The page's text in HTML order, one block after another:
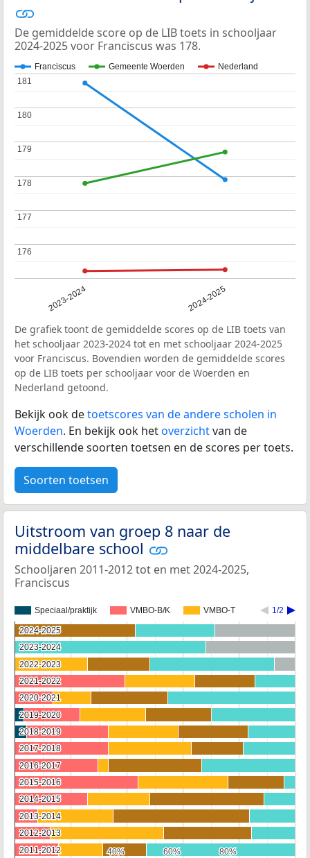
De gemiddelde score op de LIB toets in schooljaar
2024-2025 voor Franciscus was 178.
Franciscus Gemeente Woerden Nederland
2023-2024 2024-2025
176
176
177
177
178
178
179
179
180
180
181
181
De grafiek toont de gemiddelde scores op de LIB toets van
het schooljaar 2023-2024 tot en met schooljaar 2024-2025
voor Franciscus. Bovendien worden de gemiddelde scores
op de LIB toets per schooljaar voor de Woerden en
Nederland getoond.
Bekijk ook detoetscores van de andere scholen in
Woerden. En bekijk ook hetoverzichtvan de
verschillende soorten toetsen en de scores per toets.
Soorten toetsen
Uitstroom van groep 8 naar de
middelbare school
Schooljaren 2011-2012 tot en met 2024-2025,
Franciscus
Speciaal/praktijk VMBO-B/K VMBO-T 1/2
40%
40% 60%
60% 80%
80%
2024-2025
2024-2025
2023-2024
2023-2024
2022-2023
2022-2023
2021-2022
2021-2022
2020-2021
2020-2021
2019-2020
2019-2020
2018-2019
2018-2019
2017-2018
2017-2018
2016-2017
2016-2017
2015-2016
2015-2016
2014-2015
2014-2015
2013-2014
2013-2014
2012-2013
2012-2013
2011-2012
2011-2012